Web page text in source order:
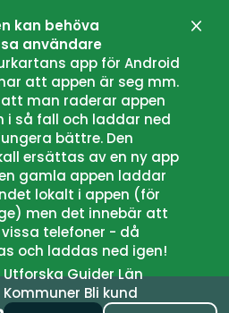
kan behöva
användare
app för Android
att appen är seg mm.
man raderar appen
i så fall och laddar ned
bättre. Den
ersättas av en ny app
gamla appen laddar
lokalt i appen (för
men det innebär att
telefoner - då
och laddas ned igen!
UtforskaGuiderLän
Kommuner Bli kund